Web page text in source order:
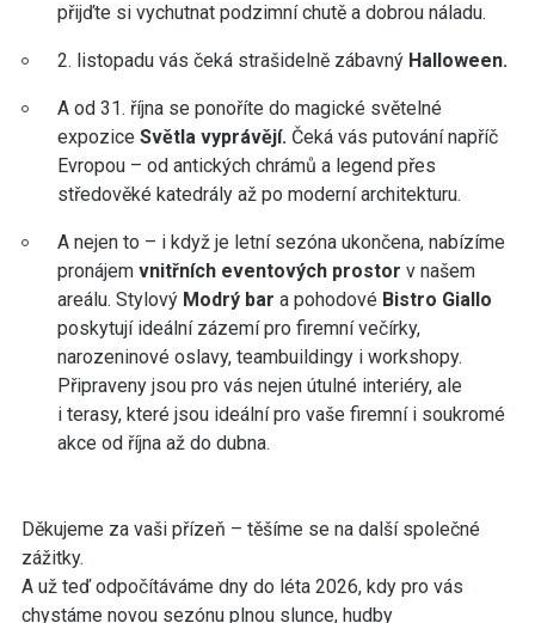
přijďte si vychutnat podzimní chutě a dobrou náladu.
2. listopadu vás čeká strašidelně zábavný Halloween.
A od 31. října se ponoříte do magické světelné
expozice Světla vyprávějí. Čeká vás putování napříč
Evropou – od antických chrámů a legend přes
středověké katedrály až po moderní architekturu.
A nejen to – i když je letní sezóna ukončena, nabízíme
pronájem vnitřních eventových prostor v našem
areálu. Stylový Modrý bar a pohodové Bistro Giallo
poskytují ideální zázemí pro firemní večírky,
narozeninové oslavy, teambuildingy i workshopy.
Připraveny jsou pro vás nejen útulné interiéry, ale
i terasy, které jsou ideální pro vaše firemní i soukromé
akce od října až do dubna.
Děkujeme za vaši přízeň – těšíme se na další společné
zážitky.
A už teď odpočítáváme dny do léta 2026, kdy pro vás
chystáme novou sezónu plnou slunce, hudby